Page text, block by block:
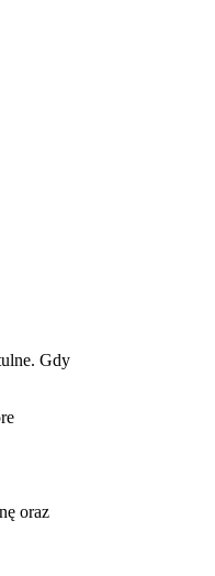
Gdy
oraz